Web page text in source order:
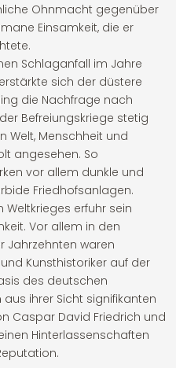
Ohnmacht gegenüber
Einsamkeit, die er
Schlaganfall im Jahre
sich der düstere
die Nachfrage nach
Befreiungskriege stetig
Welt, Menschheit und
angesehen. So
vor allem dunkle und
Friedhofsanlagen.
Weltkrieges erfuhr sein
Vor allem in den
Jahrzehnten waren
Kunsthistoriker auf der
des deutschen
ihrer Sicht signifikanten
Caspar David Friedrich und
Hinterlassenschaften